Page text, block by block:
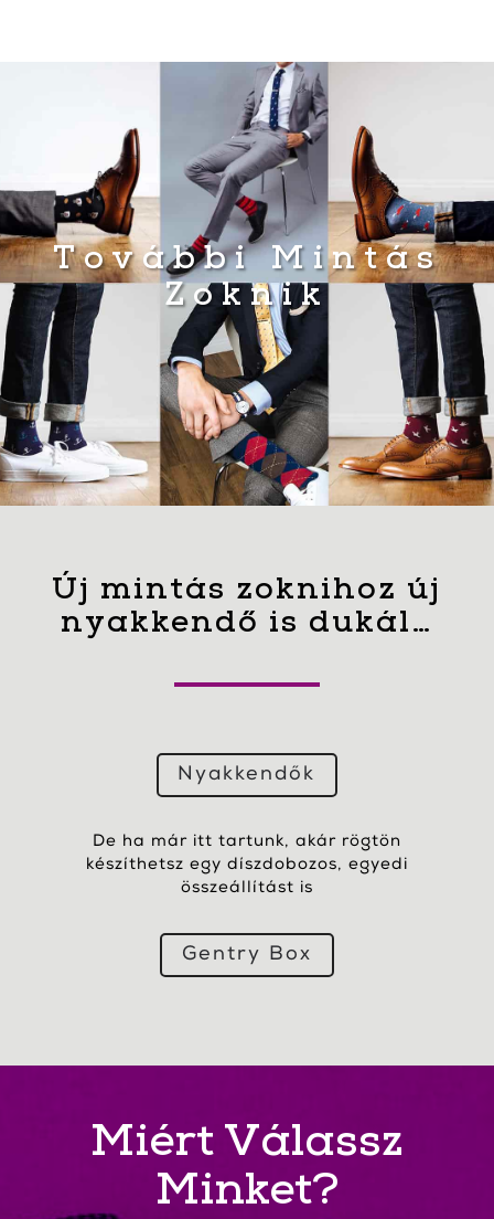
További Mintás
Zoknik
Új mintás zoknihoz új
nyakkendő is dukál…
Nyakkendők
De ha már itt tartunk, akár rögtön
készíthetsz egy díszdobozos, egyedi
összeállítást is
Gentry Box
Miért Válassz
Minket?